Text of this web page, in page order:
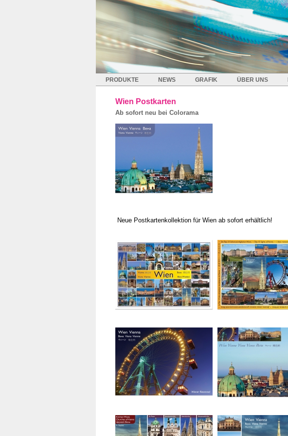
PRODUKTE NEWS GRAFIK ÜBER UNS
Wien Postkarten
Ab sofort neu bei Colorama
Neue Postkartenkollektion für Wien ab sofort erhältlich!